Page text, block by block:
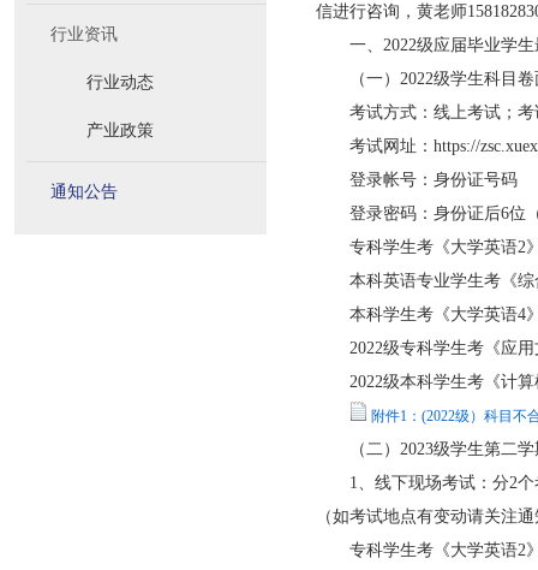
行业资讯
行业动态
产业政策
通知公告
信进行咨询，黄老师
一、2022级应届毕业学生
（一）2022级学生科目卷
考试方式：线上考试；考
考试网址： https://
登录帐号：身份证号码
登录密码：身份证后6位（
专科学生考《大学英语2》
本科英语专业学生考《综
本科学生考《大学英语4》
2022级专科学生考《应用
2022级本科学生考《计算
附件1：(2022级）科目不
（二）2023级学生第二学
1、线下现场考试：分2个
（如考试地点有变动请关注
专科学生考《大学英语2》